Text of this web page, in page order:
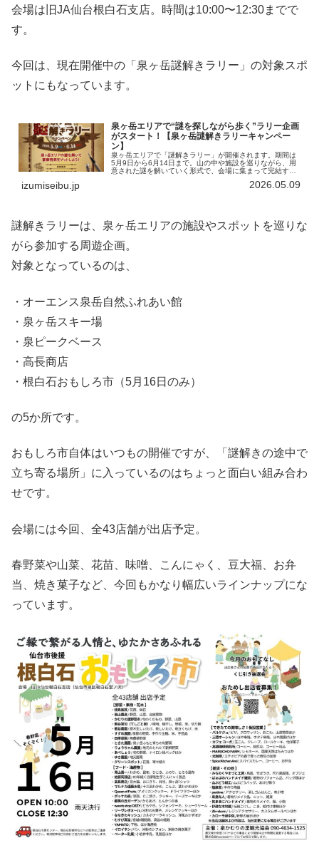
会場は旧JA仙台根白石支店。時間は10:00〜12:30までで
す。
今回は、現在開催中の「泉ヶ岳謎解きラリー」の対象スポ
ットにもなっています。
泉ヶ岳エリアで“謎を探しながら歩く”ラリー企画
がスタート！【泉ヶ岳謎解きラリーキャンペー
ン】
泉ヶ岳エリアで「謎解きラリー」が開催されます。期間は
5月9日から6月14日まで。山の中や施設を巡りながら、用
意された謎を解いていく形式で、会場に集まって完結する
izumiseibu.jp 2026.05.09
謎解きラリーは、泉ヶ岳エリアの施設やスポットを巡りな
がら参加する周遊企画。
対象となっているのは、
・オーエンス泉岳自然ふれあい館
・泉ヶ岳スキー場
・泉ピークベース
・高長商店
・根白石おもしろ市（5月16日のみ）
の5か所です。
おもしろ市自体はいつもの開催ですが、「謎解きの途中で
立ち寄る場所」に入っているのはちょっと面白い組み合わ
せです。
会場には今回、全43店舗が出店予定。
春野菜や山菜、花苗、味噌、こんにゃく、豆大福、お弁
当、焼き菓子など、今回もかなり幅広いラインナップにな
っています。